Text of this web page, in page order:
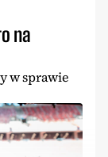
na
w sprawie